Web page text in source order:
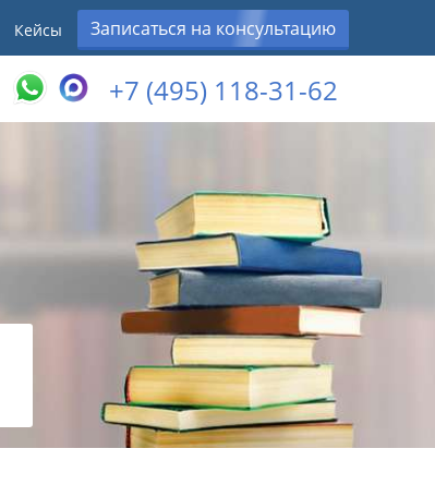
Кейсы Записаться на консультацию
+7 (495) 118-31-62